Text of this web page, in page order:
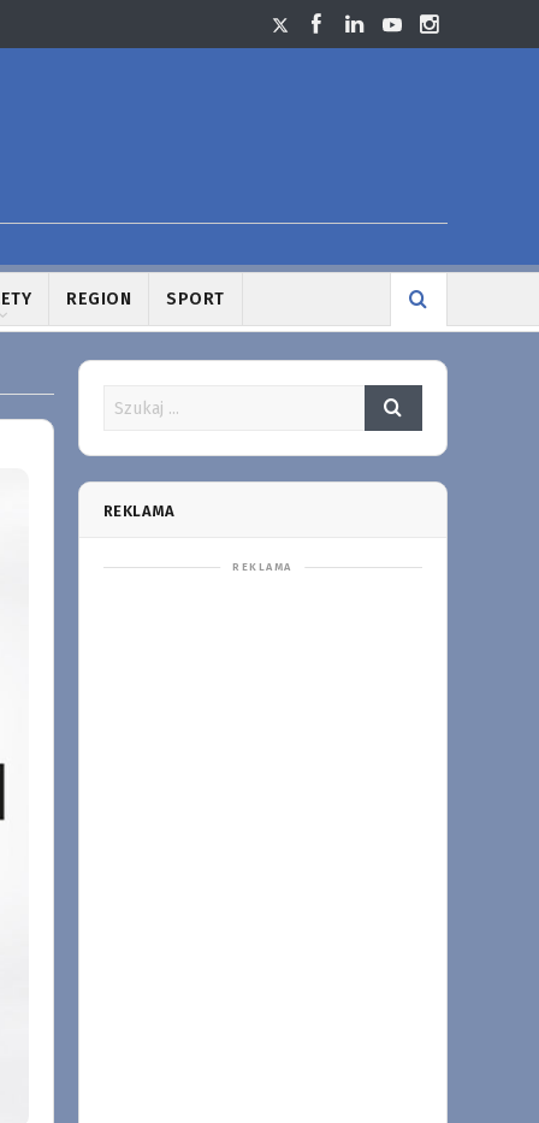
REGION SPORT
REKLAMA